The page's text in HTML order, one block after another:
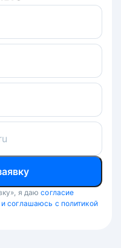
я даю согласие
соглашаюсь с политикой